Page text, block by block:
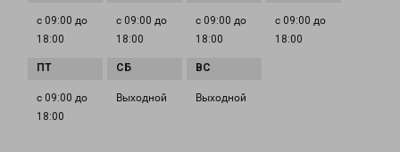
с 09:00 до
18:00
с 09:00 до
18:00
с 09:00 до
18:00
с 09:00 до
18:00
с 09:00 до
18:00
Выходной Выходной